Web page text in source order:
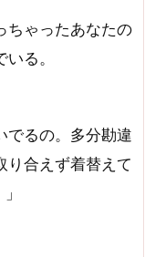
ちゃったあなたの
る。
でるの。多分勘違
り合えず着替えて